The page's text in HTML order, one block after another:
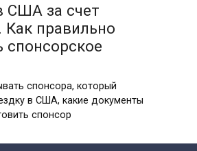
США за счет
Как правильно
спонсора, который
в США, какие документы
спонсор